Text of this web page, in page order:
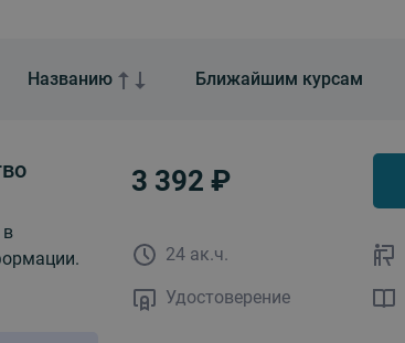
Названию Ближайшим курсам
в
3 392 ₽
24 ак.ч.
Удостоверение